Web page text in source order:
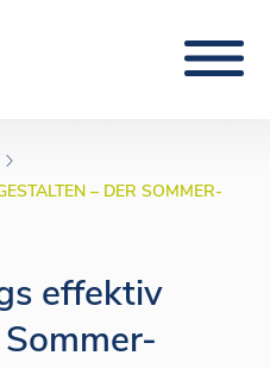
– DER SOMMER-
effektiv